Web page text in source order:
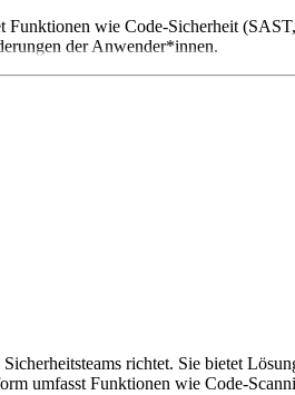
wie Code-Sicherheit
der Anwender*innen.
richtet. Sie bietet
umfasst Funktionen wie Code-